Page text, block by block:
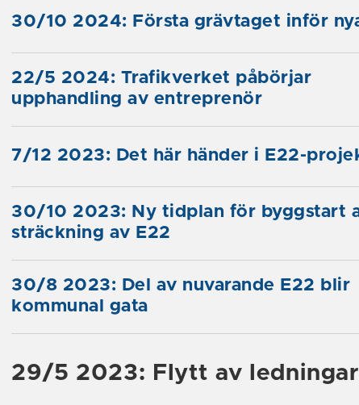
30/10 2024: Första grävtaget inför
22/5 2024: Trafikverket påbörjar
upphandling av entreprenör
7/12 2023: Det här händer i E22-
30/10 2023: Ny tidplan för byggstart
sträckning av E22
30/8 2023: Del av nuvarande E22 blir
kommunal gata
29/5 2023: Flytt av